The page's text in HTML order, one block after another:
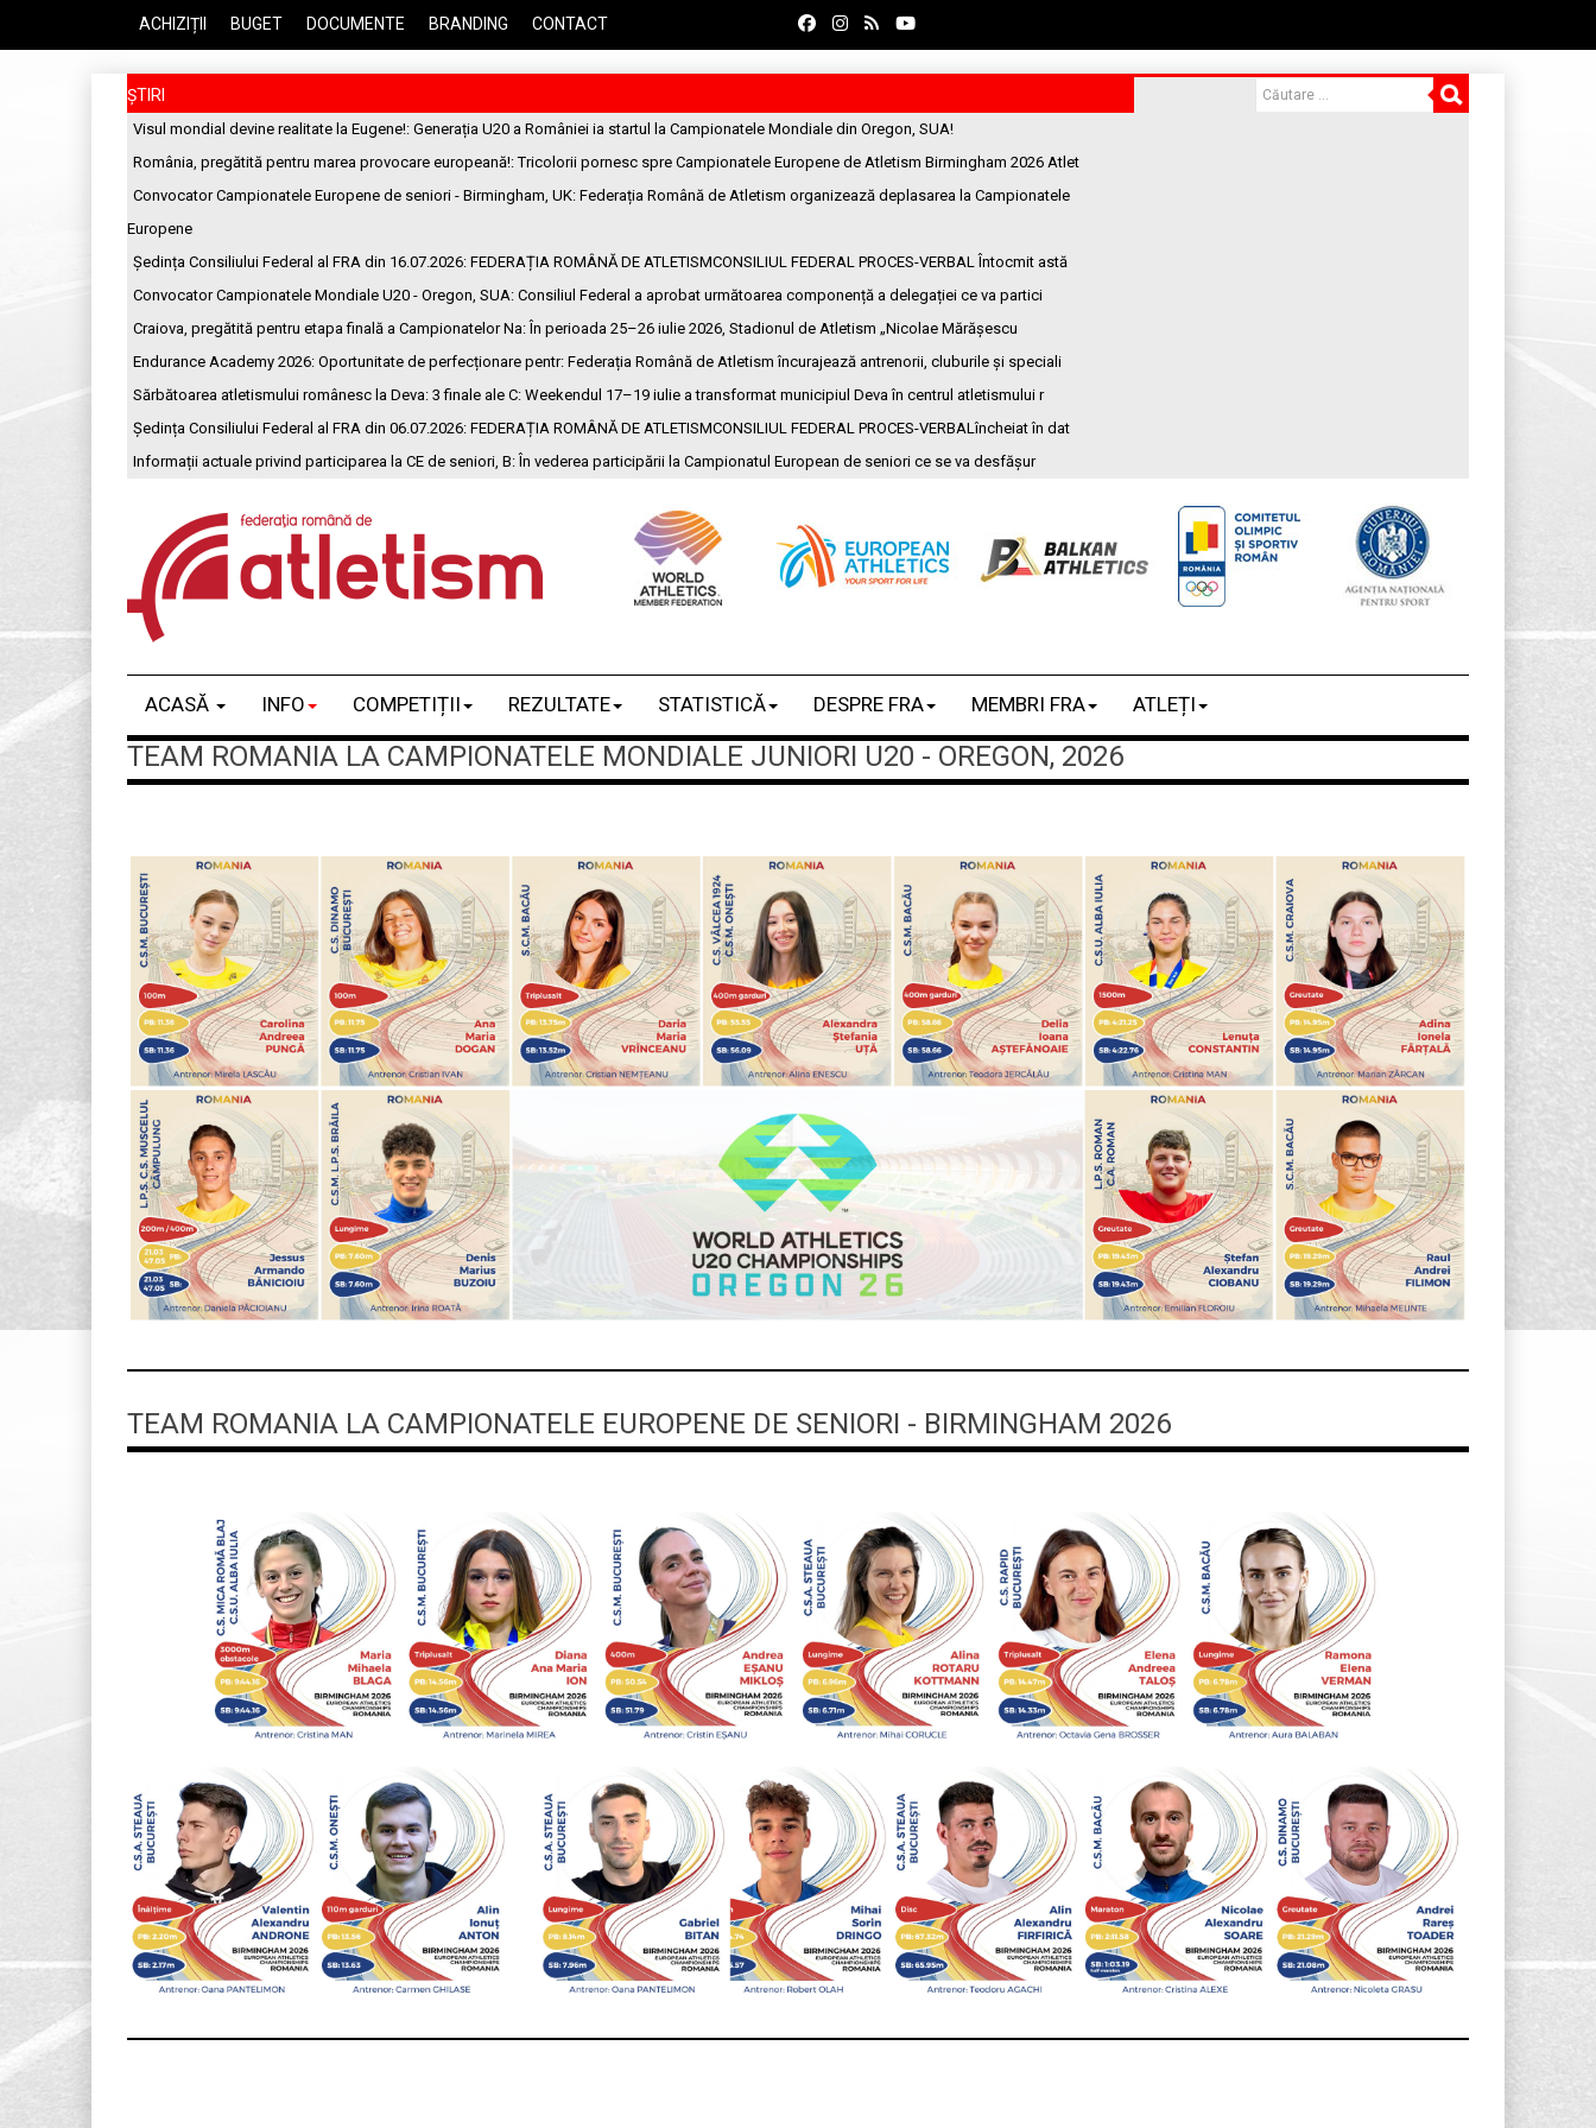
ACHIZIȚII BUGET DOCUMENTE BRANDING CONTACT
ȘTIRI
Visul mondial devine realitate la Eugene!: Generația U20 a României ia startul la Campionatele Mondiale din Oregon, SUA!
România, pregătită pentru marea provocare europeană!: Tricolorii pornesc spre Campionatele Europene de Atletism Birmingham 2026 Atlet
Convocator Campionatele Europene de seniori - Birmingham, UK: Federația Română de Atletism organizează deplasarea la Campionatele
Europene
Ședința Consiliului Federal al FRA din 16.07.2026: FEDERAȚIA ROMÂNĂ DE ATLETISMCONSILIUL FEDERAL PROCES-VERBAL Întocmit astă
Convocator Campionatele Mondiale U20 - Oregon, SUA: Consiliul Federal a aprobat următoarea componență a delegației ce va partici
Craiova, pregătită pentru etapa finală a Campionatelor Na: În perioada 25–26 iulie 2026, Stadionul de Atletism „Nicolae Mărășescu
Endurance Academy 2026: Oportunitate de perfecționare pentr: Federația Română de Atletism încurajează antrenorii, cluburile și speciali
Sărbătoarea atletismului românesc la Deva: 3 finale ale C: Weekendul 17–19 iulie a transformat municipiul Deva în centrul atletismului r
Ședința Consiliului Federal al FRA din 06.07.2026: FEDERAȚIA ROMÂNĂ DE ATLETISMCONSILIUL FEDERAL PROCES-VERBALîncheiat în dat
Informații actuale privind participarea la CE de seniori, B: În vederea participării la Campionatul European de seniori ce se va desfășur
ACASĂ INFO COMPETIȚII REZULTATE STATISTICĂ DESPRE FRA MEMBRI FRA ATLEȚI
TEAM ROMANIA LA CAMPIONATELE MONDIALE JUNIORI U20 - OREGON, 2026
TEAM ROMANIA LA CAMPIONATELE EUROPENE DE SENIORI - BIRMINGHAM 2026